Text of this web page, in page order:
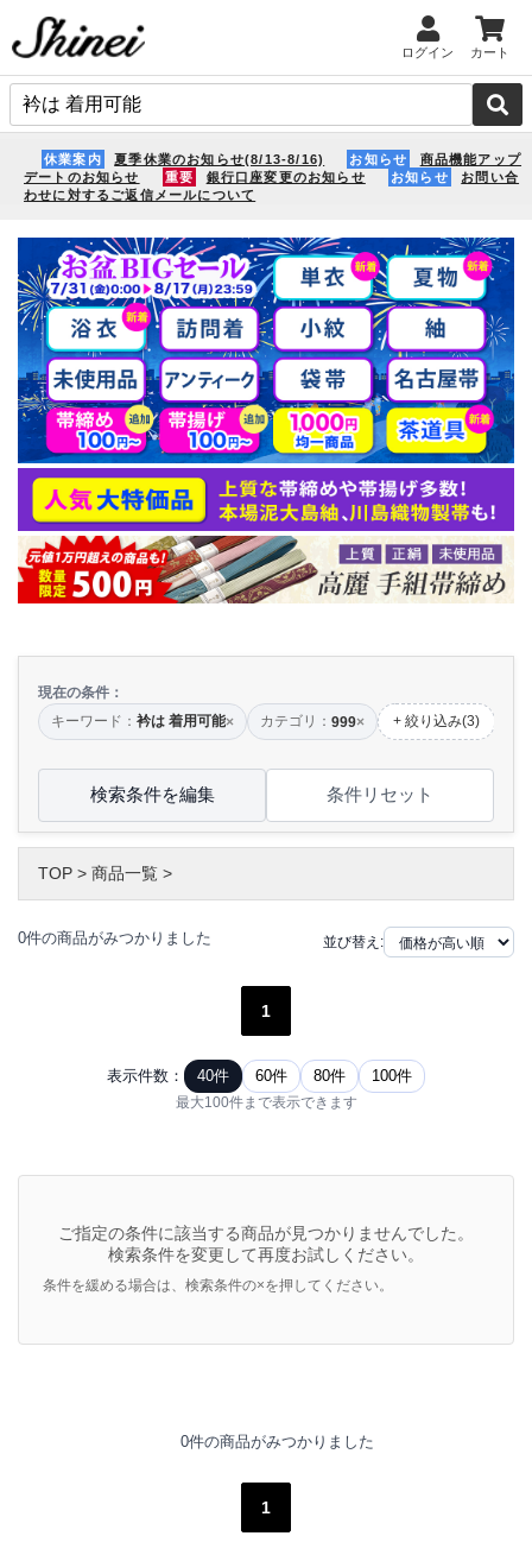
ログイン カート
休業案内 夏季休業のお知らせ(8/13-8/16) お知らせ
商品機能アップ
デートのお知らせ
重要 銀行口座変更のお知らせ お知らせ
お問い合
わせに対するご返信メールについて
現在の条件：
キーワード： 衿は 着用可能× カテゴリ： 999× + 絞り込み(3)
検索条件を編集 条件リセット
TOP > 商品一覧 >
0件の商品がみつかりました 並び替え:
1
表示件数： 40件 60件 80件 100件
最大100件まで表示できます
ご指定の条件に該当する商品が見つかりませんでした。
検索条件を変更して再度お試しください。
条件を緩める場合は、検索条件の×を押してください。
0件の商品がみつかりました
1